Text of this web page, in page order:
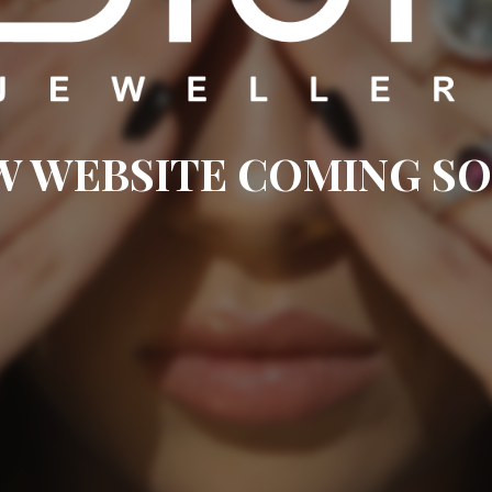
WEBSITE COMING